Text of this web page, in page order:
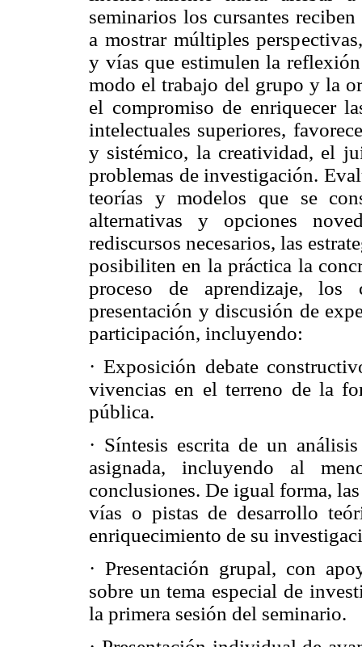
seminarios los cursantes
a mostrar múltiples
y vías que estimulen la
modo el trabajo del grupo y la
el compromiso de enriquecer
intelectuales superiores,
y sistémico, la creatividad, el
problemas de investigación.
teorías y modelos que se
alternativas y opciones
rediscursos necesarios, las
posibiliten en la práctica la
proceso de aprendizaje, los
presentación y discusión de
participación, incluyendo:
· Exposición debate
vivencias en el terreno de la
pública.
· Síntesis escrita de un
asignada, incluyendo al
conclusiones. De igual forma,
vías o pistas de desarrollo
enriquecimiento de su
· Presentación grupal, con
sobre un tema especial de
la primera sesión del seminario.